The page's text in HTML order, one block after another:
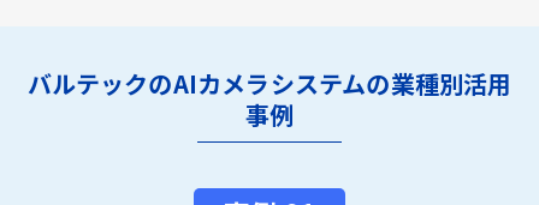
バルテックのAIカメラシステムの業種別活用
事例